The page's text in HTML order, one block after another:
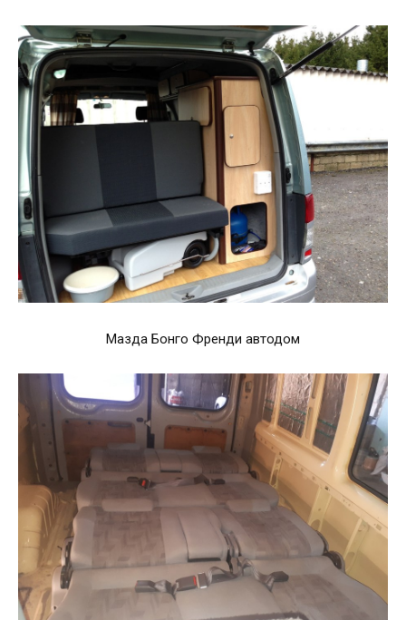
Мазда Бонго Френди автодом